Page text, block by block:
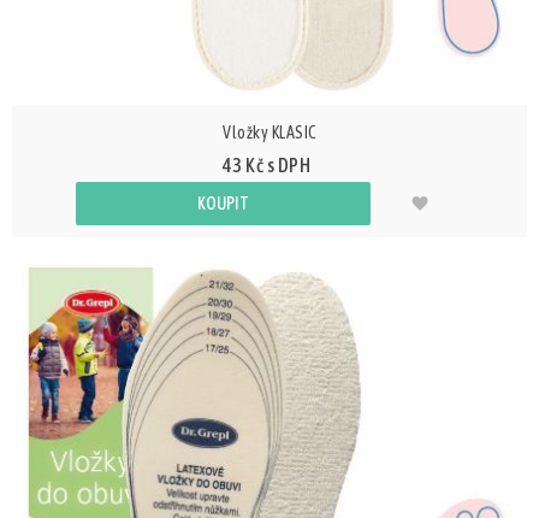
Vložky KLASIC
43 Kč s DPH
KOUPIT